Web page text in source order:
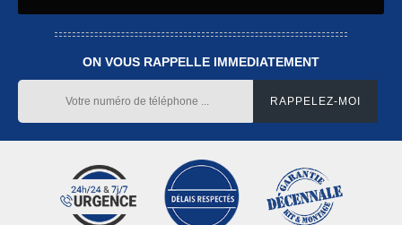
ON VOUS RAPPELLE IMMEDIATEMENT